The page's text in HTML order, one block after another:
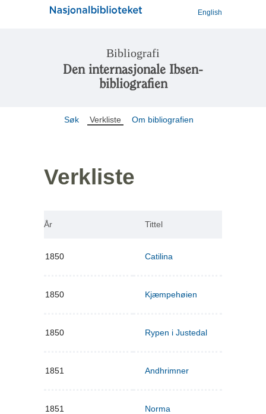
English
Bibliografi
Den internasjonale Ibsen-
bibliografien
Søk Verkliste Om bibliografien
Verkliste
År Tittel
1850 Catilina
1850 Kjæmpehøien
1850 Rypen i Justedal
1851 Andhrimner
1851 Norma